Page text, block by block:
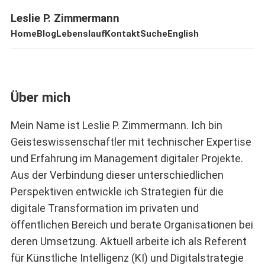
Leslie P. Zimmermann
HomeBlogLebenslaufKontaktSucheEnglish
Über mich
Mein Name ist Leslie P. Zimmermann. Ich bin
Geisteswissenschaftler mit technischer Expertise
und Erfahrung im Management digitaler Projekte.
Aus der Verbindung dieser unterschiedlichen
Perspektiven entwickle ich Strategien für die
digitale Transformation im privaten und
öffentlichen Bereich und berate Organisationen bei
deren Umsetzung. Aktuell arbeite ich als Referent
für Künstliche Intelligenz (KI) und Digitalstrategie